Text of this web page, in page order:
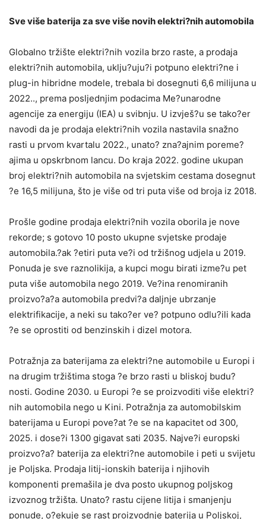
Sve više baterija za sve više novih elektri?nih automobila
Globalno tržište elektri?nih vozila brzo raste, a prodaja
elektri?nih automobila, uklju?uju?i potpuno elektri?ne i
plug-in hibridne modele, trebala bi dosegnuti 6,6 milijuna u
2022.., prema posljednjim podacima Me?unarodne
agencije za energiju (IEA) u svibnju. U izvješ?u se tako?er
navodi da je prodaja elektri?nih vozila nastavila snažno
rasti u prvom kvartalu 2022., unato? zna?ajnim poreme?
ajima u opskrbnom lancu. Do kraja 2022. godine ukupan
broj elektri?nih automobila na svjetskim cestama dosegnut
?e 16,5 milijuna, što je više od tri puta više od broja iz 2018.
Prošle godine prodaja elektri?nih vozila oborila je nove
rekorde; s gotovo 10 posto ukupne svjetske prodaje
automobila.?ak ?etiri puta ve?i od tržišnog udjela u 2019.
Ponuda je sve raznolikija, a kupci mogu birati izme?u pet
puta više automobila nego 2019. Ve?ina renomiranih
proizvo?a?a automobila predvi?a daljnje ubrzanje
elektrifikacije, a neki su tako?er ve? potpuno odlu?ili kada
?e se oprostiti od benzinskih i dizel motora.
Potražnja za baterijama za elektri?ne automobile u Europi i
na drugim tržištima stoga ?e brzo rasti u bliskoj budu?
nosti. Godine 2030. u Europi ?e se proizvoditi više elektri?
nih automobila nego u Kini. Potražnja za automobilskim
baterijama u Europi pove?at ?e se na kapacitet od 300,
2025. i dose?i 1300 gigavat sati 2035. Najve?i europski
proizvo?a? baterija za elektri?ne automobile i peti u svijetu
je Poljska. Prodaja litij-ionskih baterija i njihovih
komponenti premašila je dva posto ukupnog poljskog
izvoznog tržišta. Unato? rastu cijene litija i smanjenju
ponude, o?ekuje se rast proizvodnje baterija u Poljskoj,